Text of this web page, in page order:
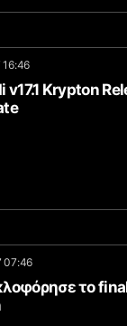
16:46
v17.1 Krypton
07:46
το